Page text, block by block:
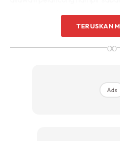
yang lepas selepas kerajaan
untuk membentuk semula
seindah nama kampung
TERUSKAN
∞
Ads